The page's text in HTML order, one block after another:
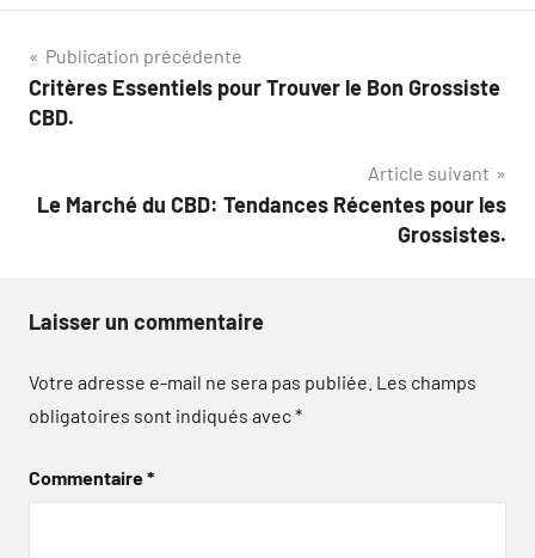
Navigation
de
Publication précédente
Critères Essentiels pour Trouver le Bon Grossiste
CBD.
Article suivant
Le Marché du CBD: Tendances Récentes pour les
Grossistes.
Laisser un commentaire
Votre adresse e-mail ne sera pas publiée. Les champs
obligatoires sont indiqués avec*
Commentaire*